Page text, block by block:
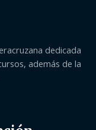
dedicada
además de la